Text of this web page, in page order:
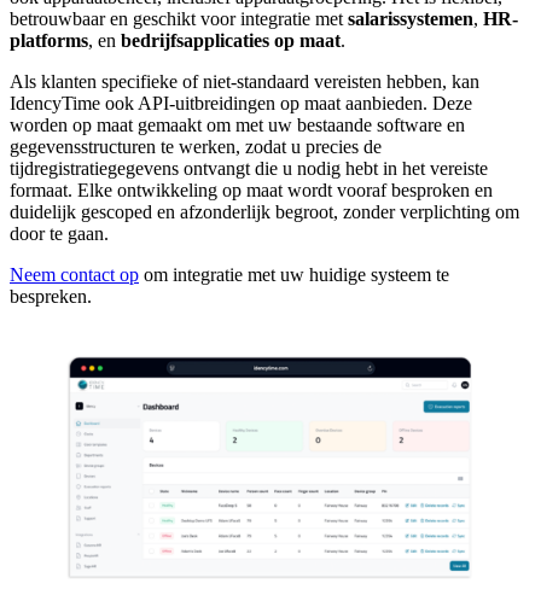
betrouwbaar en geschikt voor integratie met salarissystemen, HR-
platforms, en bedrijfsapplicaties op maat.
Als klanten specifieke of niet-standaard vereisten hebben, kan
IdencyTime ook API-uitbreidingen op maat aanbieden. Deze
worden op maat gemaakt om met uw bestaande software en
gegevensstructuren te werken, zodat u precies de
tijdregistratiegegevens ontvangt die u nodig hebt in het vereiste
formaat. Elke ontwikkeling op maat wordt vooraf besproken en
duidelijk gescoped en afzonderlijk begroot, zonder verplichting om
door te gaan.
Neem contact op om integratie met uw huidige systeem te
bespreken.